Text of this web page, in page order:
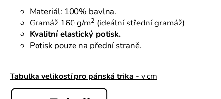
Materiál: 100% bavlna.
Gramáž 160 g/m2 (ideální střední gramáž).
Kvalitní elastický potisk.
Potisk pouze na přední straně.
Tabulka velikostí pro pánská trika - v cm
m
e